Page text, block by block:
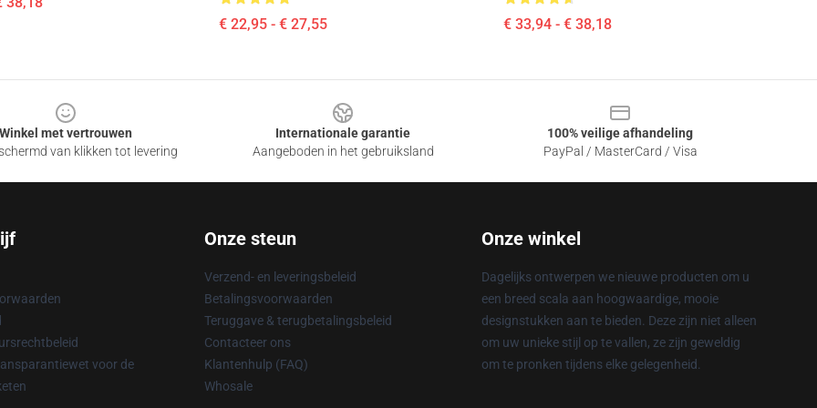
€ 22,95 - € 27,55 € 33,94 - € 38,18
Winkel met vertrouwen
van klikken tot levering
Internationale garantie
Aangeboden in het gebruiksland
100% veilige afhandeling
PayPal / MasterCard / Visa
voor de
Onze steun
Verzend- en leveringsbeleid
Betalingsvoorwaarden
Teruggave & terugbetalingsbeleid
Contacteer ons
Klantenhulp (FAQ)
Whosale
Onze winkel
Dagelijks ontwerpen we nieuwe producten om u
een breed scala aan hoogwaardige, mooie
designstukken aan te bieden. Deze zijn niet alleen
om uw unieke stijl op te vallen, ze zijn geweldig
om te pronken tijdens elke gelegenheid.